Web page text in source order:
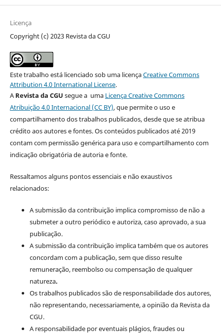
Licença
Copyright (c) 2023 Revista da CGU
Este trabalho está licenciado sob uma licençaCreative Commons
Attribution 4.0 International License.
ARevista da CGU segue a uma Licença Creative Commons
Atribuição 4.0 Internacional (CC BY), que permite o uso e
compartilhamento dos trabalhos publicados, desde que se atribua
crédito aos autores e fontes. Os conteúdos publicados até 2019
contam com permissão genérica para uso e compartilhamento com
indicação obrigatória de autoria e fonte.
Ressaltamos alguns pontos essenciais e não exaustivos
relacionados:
A submissão da contribuição implica compromisso de não a
submeter a outro periódico e autoriza, caso aprovado, a sua
publicação.
A submissão da contribuição implica também que os autores
concordam com a publicação, sem que disso resulte
remuneração, reembolso ou compensação de qualquer
natureza.
Os trabalhos publicados são de responsabilidade dos autores,
não representando, necessariamente, a opinião da Revista da
CGU.
A responsabilidade por eventuais plágios, fraudes ou